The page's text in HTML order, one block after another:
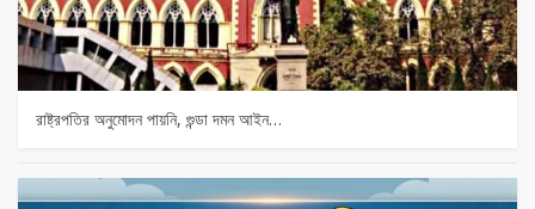
রাষ্ট্রপতির অনুমোদন পায়নি, গুন্ডা দমন আইন…